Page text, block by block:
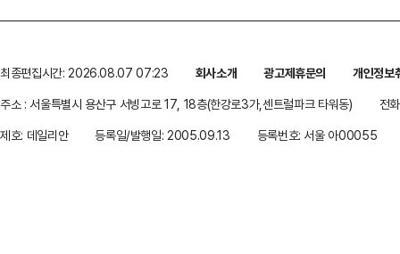
최종편집시간: 2026.08.07 07:23 회사소개 광고제휴문의
개인정보
주소 : 서울특별시 용산구 서빙고로 17, 18층(한강로3가,센트럴파크 타워동)
전
제호: 데일리안
등록일/발행일: 2005.09.13 등록번호: 서울 아00055